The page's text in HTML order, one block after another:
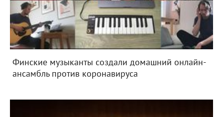
Финские музыканты создали домашний онлайн-
ансамбль против коронавируса